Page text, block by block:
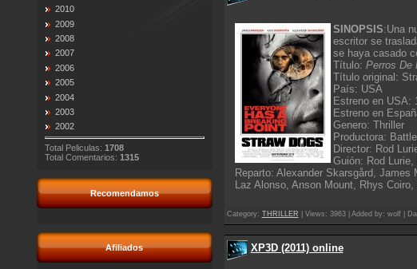
2010
2009
2008
2007
2006
2005
2004
2003
2002
Total Peliculas: 1708
Total Comentarios: 1315
Recomendamos
Afiliados
SINOPSIS:Una
escritor se
se haya casado
Título: Perros De
Título original:
País: USA
Estreno en USA:
Estreno en
Genero: Thriller
Productora:
Director: Rod
Guión: Rod
Reparto: Alexander Skarsgård,
Laz Alonso, Anson Mount, Rhys
Category: THRILLER | Views: 3963 | Added by: wolf |
XP3D (2011) online